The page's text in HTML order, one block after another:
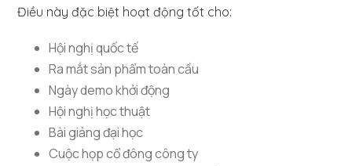
Điều này đặc biệt hoạt động tốt cho:
Hội nghị quốc tế
Ra mắt sản phẩm toàn cầu
Ngày demo khởi động
Hội nghị học thuật
Bài giảng đại học
Cuộc họp cổ đông công ty